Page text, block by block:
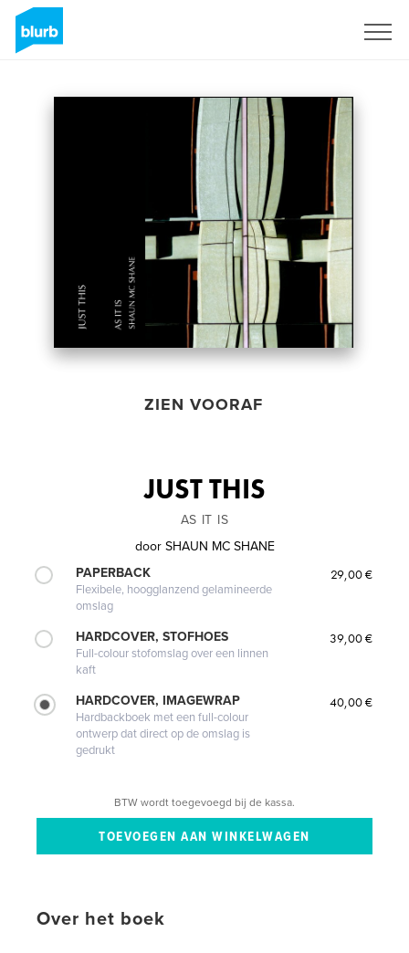
ZIEN VOORAF
JUST THIS
AS IT IS
door SHAUN MC SHANE
PAPERBACK
Flexibele, hoogglanzend gelamineerde
omslag
29,00 €
HARDCOVER, STOFHOES
Full-colour stofomslag over een linnen
kaft
39,00 €
HARDCOVER, IMAGEWRAP
Hardbackboek met een full-colour
ontwerp dat direct op de omslag is
gedrukt
40,00 €
BTW wordt toegevoegd bij de kassa.
Over het boek